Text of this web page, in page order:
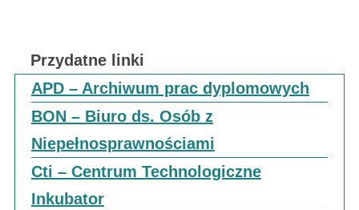
Przydatne linki
APD – Archiwum prac dyplomowych
BON – Biuro ds. Osób z
Niepełnosprawnościami
Cti – Centrum Technologiczne
Inkubator